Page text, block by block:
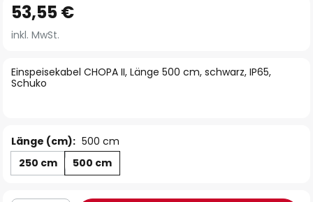
Anfang
der
springen
Einspeisekabel CHOPA II, Länge 500 cm, schwarz, IP65,
Schuko
53,55 €
inkl. MwSt.
Länge (cm): 500 cm
250 cm
500 cm